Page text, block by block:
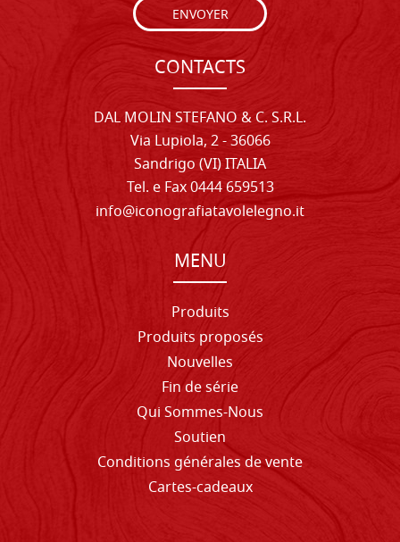
ENVOYER
CONTACTS
DAL MOLIN STEFANO & C. S.R.L.
Via Lupiola, 2 - 36066
Sandrigo (VI) ITALIA
Tel. e Fax 0444 659513
info@iconografiatavolelegno.it
MENU
Produits
Produits proposés
Nouvelles
Fin de série
Qui Sommes-Nous
Soutien
Conditions générales de vente
Cartes-cadeaux